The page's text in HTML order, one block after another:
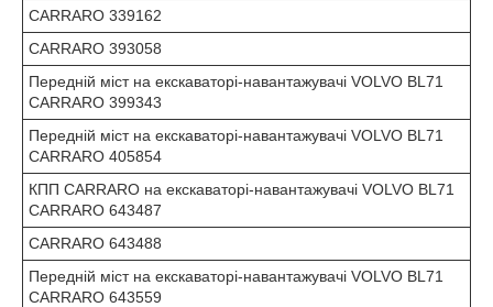
CARRARO 339162
CARRARO 393058
Передній міст на екскаваторі-навантажувачі VOLVO BL71
CARRARO 399343
Передній міст на екскаваторі-навантажувачі VOLVO BL71
CARRARO 405854
КПП CARRARO на екскаваторі-навантажувачі VOLVO BL71
CARRARO 643487
CARRARO 643488
Передній міст на екскаваторі-навантажувачі VOLVO BL71
CARRARO 643559